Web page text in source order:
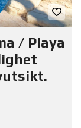
/ Playa